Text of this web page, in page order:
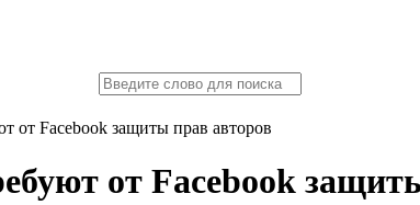
от Facebook защиты прав авторов
от Facebook